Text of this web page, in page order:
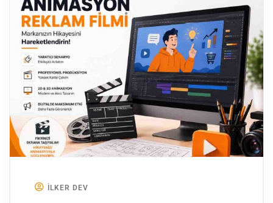
ILKER DEV